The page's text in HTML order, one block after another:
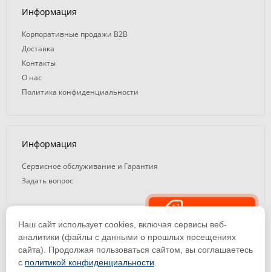
Информация
Корпоративные продажи B2B
Доставка
Контакты
О нас
Политика конфиденциальности
Информация
Сервисное обслуживание и Гарантия
Задать вопрос
© 2008 — 2026. ООО «ТК Вэлд Плюс»
Email: ideasvarki@wp116.ru
Тел.: 8 800 101-08-75 (с 10:00 до 19:00)
Наш сайт использует cookies, включая сервисы веб-
аналитики (файлы с данными о прошлых посещениях
сайта). Продолжая пользоваться сайтом, вы соглашаетесь
с политикой конфиденциальности